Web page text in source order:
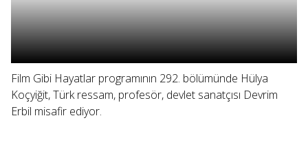
Film Gibi Hayatlar programının 292. bölümünde Hülya
Koçyiğit, Türk ressam, profesör, devlet sanatçısı Devrim
Erbil misafir ediyor.